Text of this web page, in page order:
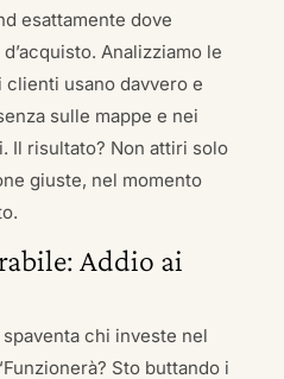
esattamente dove
Analizziamo le
usano davvero e
sulle mappe e nei
Il risultato? Non attiri solo
giuste, nel momento
Addio ai
chi investe nel
Sto buttando i